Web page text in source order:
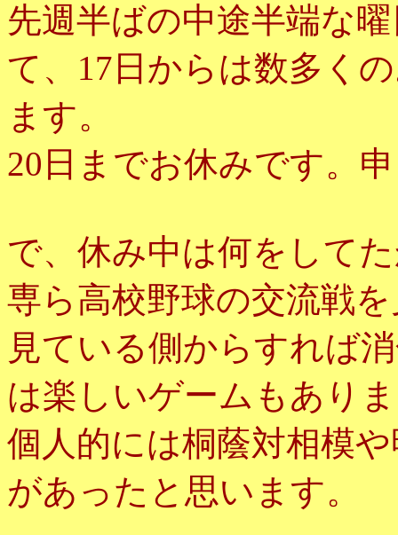
先週半ばの中途半端な
て、17日からは数多く
ます。
20日までお休みです。
で、休み中は何をして
専ら高校野球の交流戦
見ている側からすれば
は楽しいゲームもあり
個人的には桐蔭対相模
があったと思います。